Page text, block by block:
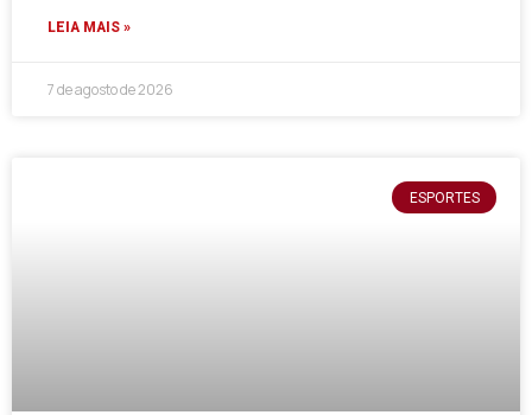
LEIA MAIS »
7 de agosto de 2026
ESPORTES